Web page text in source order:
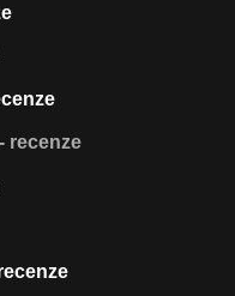
recenze